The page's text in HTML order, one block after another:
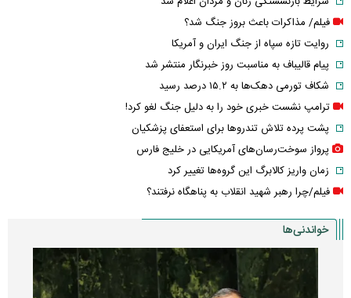
فیلم/ مذاکرات باعث بروز جنگ شد؟
روایت تازه سپاه از جنگ ایران و آمریکا
پیام قالیباف به مناسبت روز خبرنگار منتشر شد
شکاف تورمی دهک‌ها به ۱۵.۲ درصد رسید
ترامپ نشست خبری خود را به دلیل جنگ لغو کرد!
پشت پرده تلاش تندروها برای استعفای پزشکیان
پرواز سوخت‌رسان‌های آمریکایی در خلیج فارس
زمان واریز کالابرگ این گروه‌ها تغییر کرد
فیلم/چرا رهبر شهید انقلاب به پناهگاه نرفتند؟
خواندنی‌ها